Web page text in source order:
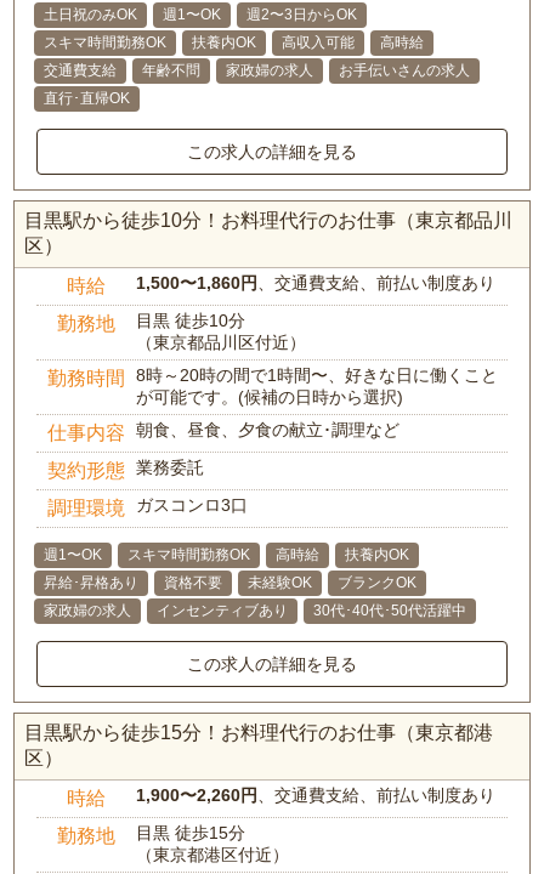
土日祝のみOK 週1〜OK
週2〜3日からOK
スキマ時間勤務OK
扶養内OK 高収入可能
高時給
交通費支給
年齢不問 家政婦の求人
お手伝いさんの求人
直行･直帰OK
この求人の詳細を見る
目黒駅から徒歩10分！お料理代行のお仕事（東京都品川
区）
時給 1,500〜1,860円 、交通費支給、前払い制度あり
勤務地
目黒 徒歩10分
（東京都品川区付近）
勤務時間
8時～20時の間で1時間〜、好きな日に働くこと
が可能です。(候補の日時から選択)
仕事内容 朝食、昼食、夕食の献立･調理など
契約形態 業務委託
調理環境 ガスコンロ3口
週1〜OK スキマ時間勤務OK 高時給
扶養内OK
昇給･昇格あり
資格不要 未経験OK
ブランクOK
家政婦の求人
インセンティブあり 30代･40代･50代活躍中
この求人の詳細を見る
目黒駅から徒歩15分！お料理代行のお仕事（東京都港
区）
時給 1,900〜2,260円 、交通費支給、前払い制度あり
勤務地
目黒 徒歩15分
（東京都港区付近）